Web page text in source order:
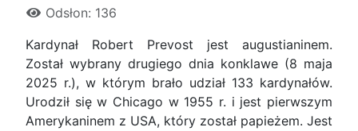
Odsłon: 136
Kardynał Robert Prevost jest augustianinem.
Został wybrany drugiego dnia konklawe (8 maja
2025 r.), w którym brało udział 133 kardynałów.
Urodził się w Chicago w 1955 r. i jest pierwszym
Amerykaninem z USA, który został papieżem. Jest